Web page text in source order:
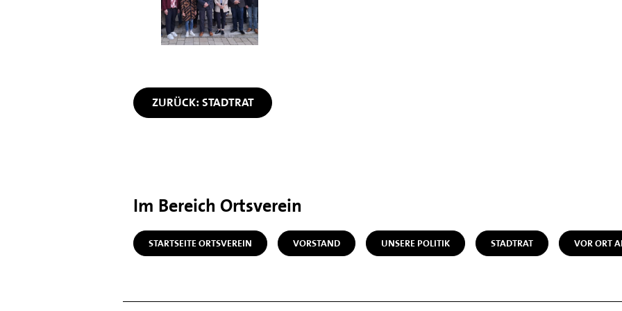
ZURÜCK: STADTRAT
Im Bereich Ortsverein
STARTSEITE ORTSVEREIN VORSTAND UNSERE POLITIK STADTRAT VOR ORT